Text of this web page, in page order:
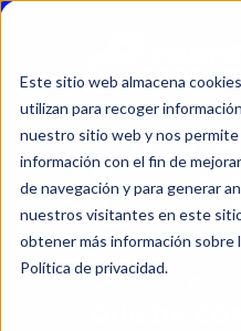
Este sitio web almacena
utilizan para recoger
nuestro sitio web y nos
información con el fin de
de navegación y para generar
nuestros visitantes en este
obtener más información sobre
Política de privacidad.